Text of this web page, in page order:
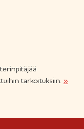
tarkoituksiin. »